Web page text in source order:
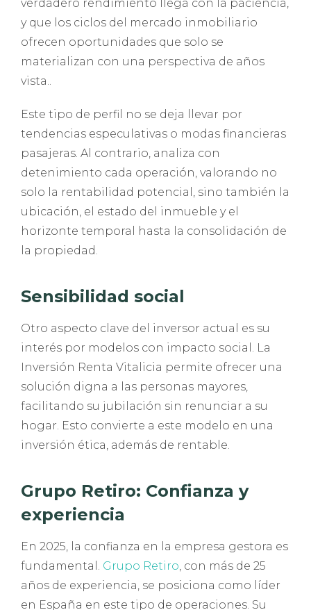
verdadero rendimiento llega con la paciencia,
y que los ciclos del mercado inmobiliario
ofrecen oportunidades que solo se
materializan con una perspectiva de años
vista..
Este tipo de perfil no se deja llevar por
tendencias especulativas o modas financieras
pasajeras. Al contrario, analiza con
detenimiento cada operación, valorando no
solo la rentabilidad potencial, sino también la
ubicación, el estado del inmueble y el
horizonte temporal hasta la consolidación de
la propiedad.
Sensibilidad social
Otro aspecto clave del inversor actual es su
interés por modelos con impacto social. La
Inversión Renta Vitalicia permite ofrecer una
solución digna a las personas mayores,
facilitando su jubilación sin renunciar a su
hogar. Esto convierte a este modelo en una
inversión ética, además de rentable.
Grupo Retiro: Confianza y
experiencia
En 2025, la confianza en la empresa gestora es
fundamental. Grupo Retiro, con más de 25
años de experiencia, se posiciona como líder
en España en este tipo de operaciones. Su